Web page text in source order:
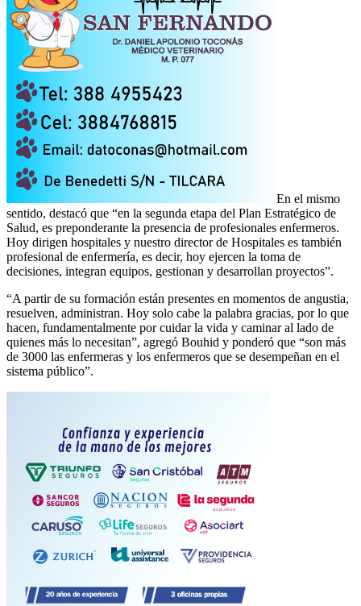
En el mismo
sentido, destacó que “en la segunda etapa del Plan Estratégico de
Salud, es preponderante la presencia de profesionales enfermeros.
Hoy dirigen hospitales y nuestro director de Hospitales es también
profesional de enfermería, es decir, hoy ejercen la toma de
decisiones, integran equipos, gestionan y desarrollan proyectos”.
“A partir de su formación están presentes en momentos de angustia,
resuelven, administran. Hoy solo cabe la palabra gracias, por lo que
hacen, fundamentalmente por cuidar la vida y caminar al lado de
quienes más lo necesitan”, agregó Bouhid y ponderó que “son más
de 3000 las enfermeras y los enfermeros que se desempeñan en el
sistema público”.